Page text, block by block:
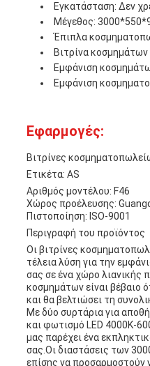
Εγκατάσταση: Δεν
Μέγεθος:
Έπιπλα
Βιτρίνα κοσμημάτων
Εμφάνιση
Εμφάνιση
Εφαρμογές:
Βιτρίνες
Ετικέτα: AS
Αριθμός μοντέλου: F46
Χώρος προέλευσης:
Πιστοποίηση: ISO-9001
Περιγραφή του προϊόντος
Οι βιτρίνες
τέλεια λύση για την
σας σε ένα χώρο λιανικής
κοσμημάτων είναι βέβαιο
και θα βελτιώσει τη
Με δύο συρτάρια για
και φωτισμό LED 4000K-
μας παρέχει ένα
σας.Οι διαστάσεις των
επίσης να προσαρμοστούν